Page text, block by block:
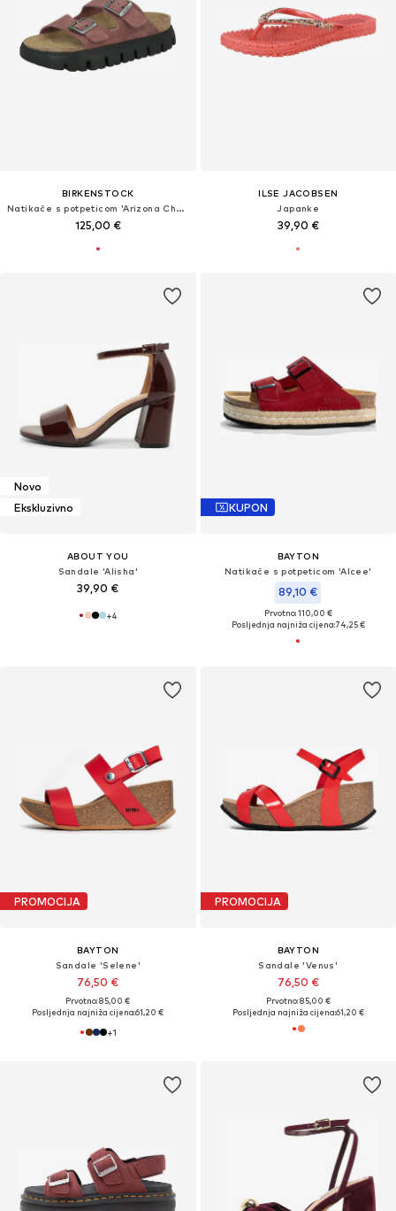
BIRKENSTOCK
Natikače s potpeticom 'Arizona Chunky'
125,00 €
ILSE JACOBSEN
Japanke
39,90 €
Novo
Ekskluzivno
ABOUT YOU
Sandale 'Alisha'
39,90 €
+4
KUPON
BAYTON
Natikače s potpeticom 'Alcee'
89,10 €
Prvotno: 110,00 €
Posljednja najniža cijena:74,25 €
PROMOCIJA
BAYTON
Sandale 'Selene'
76,50 €
Prvotno: 85,00 €
Posljednja najniža cijena:61,20 €
+1
PROMOCIJA
BAYTON
Sandale 'Venus'
76,50 €
Prvotno: 85,00 €
Posljednja najniža cijena:61,20 €